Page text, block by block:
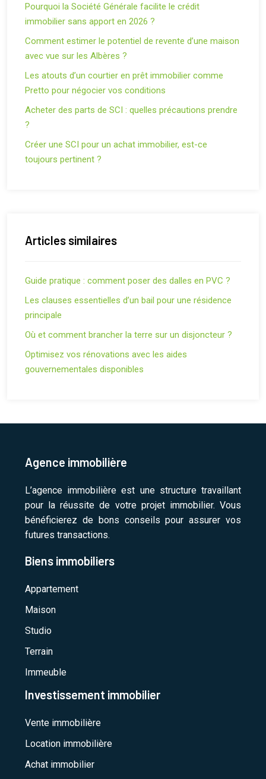
Pourquoi la Société Générale facilite le crédit
immobilier sans apport en 2026 ?
Comment estimer le potentiel de revente d’une maison
avec vue sur les Albères ?
Les atouts d’un courtier en prêt immobilier comme
Pretto pour négocier vos conditions
Acheter des parts de SCI : quelles précautions prendre
?
Créer une SCI pour un achat immobilier, est-ce
toujours pertinent ?
Articles similaires
Guide pratique : comment poser des dalles en PVC ?
Les clauses essentielles d’un bail pour une résidence
principale
Où et comment brancher la terre sur un disjoncteur ?
Optimisez vos rénovations avec les aides
gouvernementales disponibles
Agence immobilière
L’agence immobilière est une structure travaillant
pour la réussite de votre projet immobilier. Vous
bénéficierez de bons conseils pour assurer vos
futures transactions.
Biens immobiliers
Appartement
Maison
Studio
Terrain
Immeuble
Investissement immobilier
Vente immobilière
Location immobilière
Achat immobilier